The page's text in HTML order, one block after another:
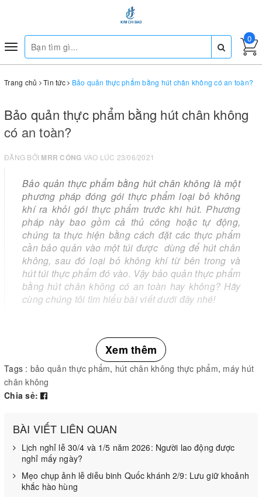
Toggle
navigation
0
Trang chủ Tin tức Bảo quản thực phẩm bằng hút chân không có an toàn?
Bảo quản thực phẩm bằng hút chân không
có an toàn?
ĐĂNG BỞI MRR CÔNG VÀO LÚC 23/06/2021
Bảo quản thực phẩm bằng hút chân không là một
phương pháp đóng gói thực phẩm loại bỏ không
khí ra khỏi gói thực phẩm trước khi hút. Phương
pháp này bao gồm cả thủ công hoặc tự động,
chúng ta thực hiện bằng cách đặt các thực phẩm
cần bảo quản vào một túi được dùng để hút chân
không, sau đó loại bỏ không khí từ bên trong và
hút túi thực phẩm đó vào. Vậy bảo quản thực phẩm
bằng hút chân không có an toàn hay không? Hãy
cùng chúng tôi tìm hiểu bài viết dưới đây nhé!
Xem thêm
Tags : bảo quản thực phẩm, hút chân không thực phẩm, máy hút
chân không
Chia sẻ:
BÀI VIẾT LIÊN QUAN
Lịch nghỉ lễ 30/4 và 1/5 năm 2026: Người lao động được
nghỉ mấy ngày?
Mẹo chụp ảnh lễ diễu binh Quốc khánh 2/9: Lưu giữ khoảnh
khắc hào hùng